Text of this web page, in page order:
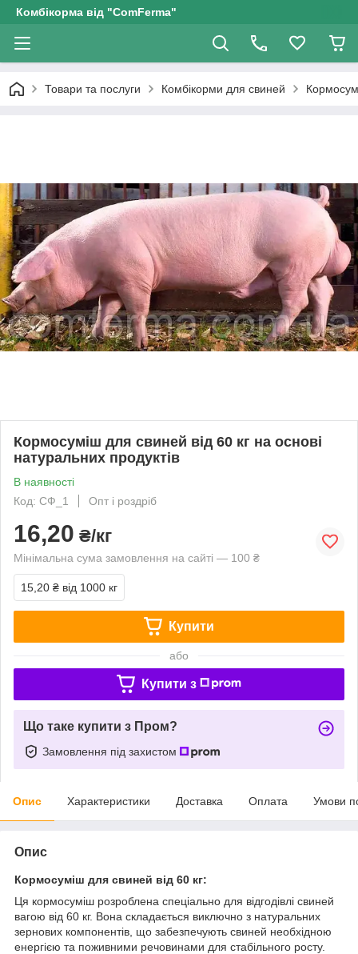
Комбікорма від "ComFerma"
Товари та послуги Комбікорми для свиней
Кормосуміш для свиней від 60 кг на основі
натуральних продуктів
В наявності
Код: СФ_1
Опт і роздріб
16,20 ₴/кг
Мінімальна сума замовлення на сайті — 100 ₴
15,20 ₴ від 1000 кг
Купити
або
Купити з
Що таке купити з Пром?
Замовлення під захистом
Опис Характеристики Доставка Оплата Умови
Опис
Кормосуміш для свиней від 60 кг:
Ця кормосуміш розроблена спеціально для відгодівлі свиней
вагою від 60 кг. Вона складається виключно з натуральних
зернових компонентів, що забезпечують свиней необхідною
енергією та поживними речовинами для стабільного росту.